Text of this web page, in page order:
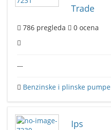
Trade
786 pregleda 0 ocena
---
Benzinske i plinske pumpe
Ips